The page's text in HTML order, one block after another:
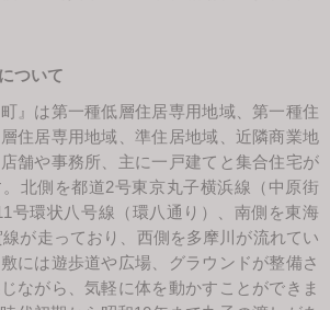
ついて
町』は第一種低層住居専用地域、第一種住
住居専用地域、準住居地域、近隣商業地
舗や事務所、主に一戸建てと集合住宅が
北側を都道2号東京丸子横浜線（中原街
号環状八号線（環八通り）、南側を東海
が走っており、西側を多摩川が流れてい
には遊歩道や広場、グラウンドが整備さ
ながら、気軽に体を動かすことができま